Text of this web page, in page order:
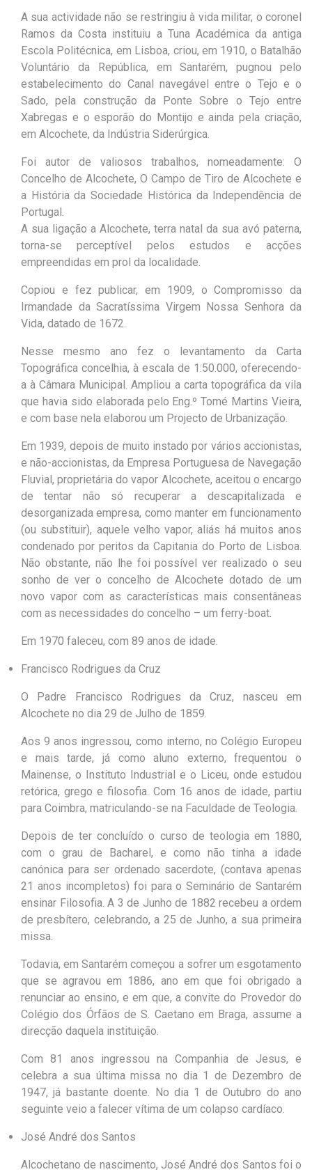
A sua actividade não se restringiu à vida militar, o coronel
Ramos da Costa instituiu a Tuna Académica da antiga
Escola Politécnica, em Lisboa, criou, em 1910, o Batalhão
Voluntário da República, em Santarém, pugnou pelo
estabelecimento do Canal navegável entre o Tejo e o
Sado, pela construção da Ponte Sobre o Tejo entre
Xabregas e o esporão do Montijo e ainda pela criação,
em Alcochete, da Indústria Siderúrgica.
Foi autor de valiosos trabalhos, nomeadamente: O
Concelho de Alcochete, O Campo de Tiro de Alcochete e
a História da Sociedade Histórica da Independência de
Portugal.
A sua ligação a Alcochete, terra natal da sua avó paterna,
torna-se perceptível pelos estudos e acções
empreendidas em prol da localidade.
Copiou e fez publicar, em 1909, o Compromisso da
Irmandade da Sacratíssima Virgem Nossa Senhora da
Vida, datado de 1672.
Nesse mesmo ano fez o levantamento da Carta
Topográfica concelhia, à escala de 1:50.000, oferecendo-
a à Câmara Municipal. Ampliou a carta topográfica da vila
que havia sido elaborada pelo Eng.º Tomé Martins Vieira,
e com base nela elaborou um Projecto de Urbanização.
Em 1939, depois de muito instado por vários accionistas,
e não-accionistas, da Empresa Portuguesa de Navegação
Fluvial, proprietária do vapor Alcochete, aceitou o encargo
de tentar não só recuperar a descapitalizada e
desorganizada empresa, como manter em funcionamento
(ou substituir), aquele velho vapor, aliás há muitos anos
condenado por peritos da Capitania do Porto de Lisboa.
Não obstante, não lhe foi possível ver realizado o seu
sonho de ver o concelho de Alcochete dotado de um
novo vapor com as características mais consentâneas
com as necessidades do concelho – um ferry-boat.
Em 1970 faleceu, com 89 anos de idade.
Francisco Rodrigues da Cruz
O Padre Francisco Rodrigues da Cruz, nasceu em
Alcochete no dia 29 de Julho de 1859.
Aos 9 anos ingressou, como interno, no Colégio Europeu
e mais tarde, já como aluno externo, frequentou o
Mainense, o Instituto Industrial e o Liceu, onde estudou
retórica, grego e filosofia. Com 16 anos de idade, partiu
para Coimbra, matriculando-se na Faculdade de Teologia.
Depois de ter concluído o curso de teologia em 1880,
com o grau de Bacharel, e como não tinha a idade
canónica para ser ordenado sacerdote, (contava apenas
21 anos incompletos) foi para o Seminário de Santarém
ensinar Filosofia. A 3 de Junho de 1882 recebeu a ordem
de presbítero, celebrando, a 25 de Junho, a sua primeira
missa.
Todavia, em Santarém começou a sofrer um esgotamento
que se agravou em 1886, ano em que foi obrigado a
renunciar ao ensino, e em que, a convite do Provedor do
Colégio dos Órfãos de S. Caetano em Braga, assume a
direcção daquela instituição.
Com 81 anos ingressou na Companhia de Jesus, e
celebra a sua última missa no dia 1 de Dezembro de
1947, já bastante doente. No dia 1 de Outubro do ano
seguinte veio a falecer vítima de um colapso cardíaco.
José André dos Santos
Alcochetano de nascimento, José André dos Santos foi o